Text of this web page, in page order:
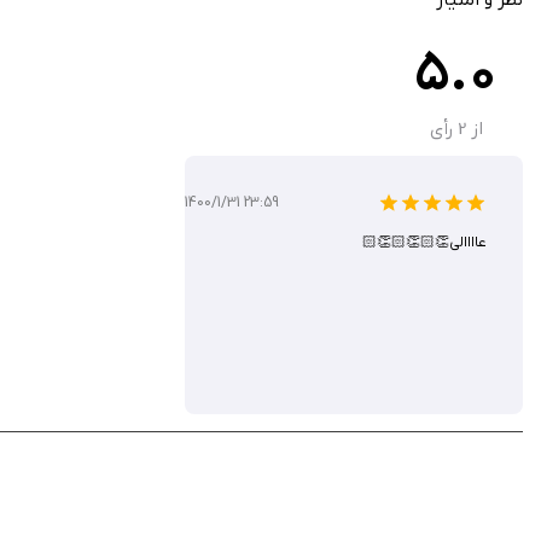
دسترسی آفلاین محدود برای مشاهده محتوا (نیاز به اینترنت برای
ادغام با فیس‌بوک برای اطلاع‌رسانی یا ارسال اعلان‌های ژورنال
بدون تبلیغات مزاحم و عدم فروش داده‌های شخصی
5.0
از 2 رأی
1400/1/31 23:59
عاااالی👏🏻👏🏻👏🏻